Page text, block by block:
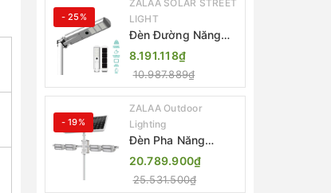
- 25%
ZALAA SOLAR STREET
LIGHT
Đèn Đường Năng
Lượng Mặt Trời Tích
Hợp Camera ZALAA
ZL-BJ04-CCTV
(80W, IP65)
8.191.118₫
10.987.889₫
- 19%
ZALAA Outdoor
Lighting
Đèn Pha Năng
Lượng Mặt Trời Sân
Thể Thao ZALAA
Jsc Chống Nước
20.789.900₫
25.531.500₫